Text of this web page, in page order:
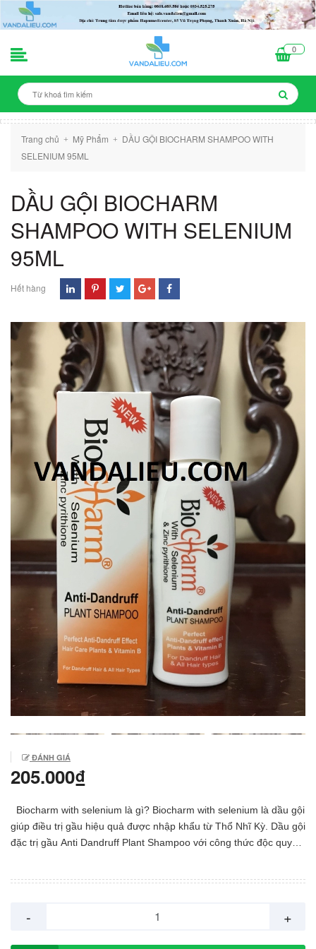
0
Trang chủ + Mỹ Phẩm +
DẦU GỘI BIOCHARM SHAMPOO WITH
SELENIUM 95ML
DẦU GỘI BIOCHARM
SHAMPOO WITH SELENIUM
95ML
Hết hàng
ĐÁNH GIÁ
205.000₫
Biocharm with selenium là gì? Biocharm with selenium là dầu gội
giúp điều trị gầu hiệu quả được nhập khẩu từ Thổ Nhĩ Kỳ. Dầu gội
đặc trị gầu Anti Dandruff Plant Shampoo với công thức độc quyền
tiếp. Gàu là vấn đề rất thường gặp, tuy ko phải là bệnh nhưng
- +